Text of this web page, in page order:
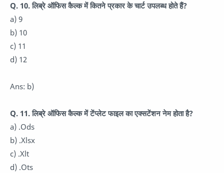
Q. 10. लिब्रे ऑफिस कैल्क में कितने प्रकार के चार्ट उपलब्ध होते हैं?
a) 9
b) 10
c) 11
d) 12
Ans: b)
Q. 11. लिब्रे ऑफिस कैल्क में टेंप्लेट फाइल का एक्सटेंशन नेम होता है?
a) .Ods
b) .Xlsx
c) .Xlt
d) .Ots